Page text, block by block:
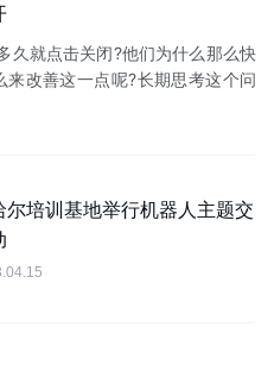
久就点击关闭?他们为什么那么快
改善这一点呢?长期思考这个问
要多的一些因素。如果把一下因
尔培训基地举行机器人主题交